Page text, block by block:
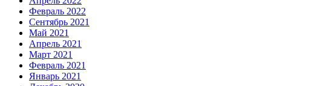
Февраль 2022
Сентябрь 2021
Май 2021
Апрель 2021
Март 2021
Февраль 2021
Январь 2021